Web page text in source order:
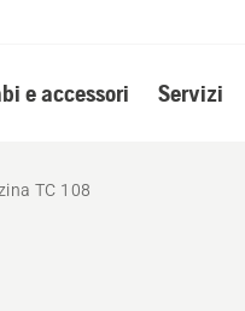
e accessori Servizi
TC 108